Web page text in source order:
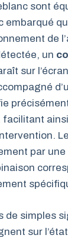
sont
embarqué
de
un
sur
par
de simples
sur